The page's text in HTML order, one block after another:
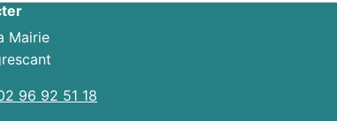
Mairie
96 92 51 18